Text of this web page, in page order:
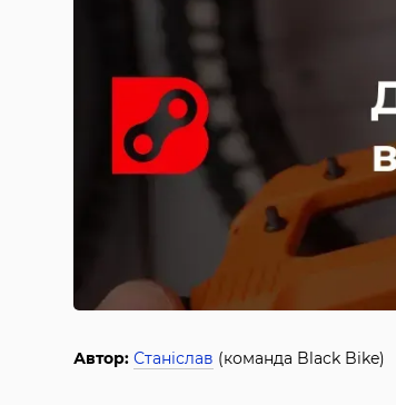
Автор: Станіслав (команда Black Bike)